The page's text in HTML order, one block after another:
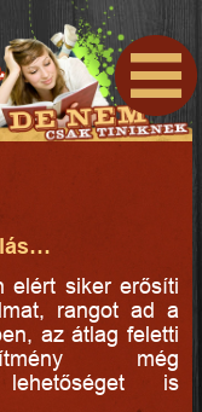
elért siker erősíti
rangot ad a
az átlag feletti
még
is